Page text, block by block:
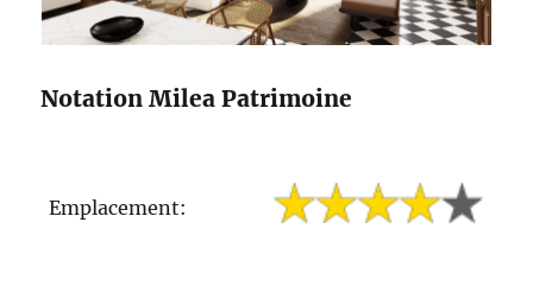
Notation Milea Patrimoine
Emplacement: